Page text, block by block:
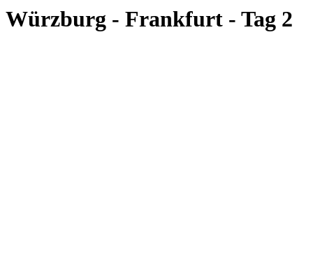
Würzburg - Frankfurt - Tag 2